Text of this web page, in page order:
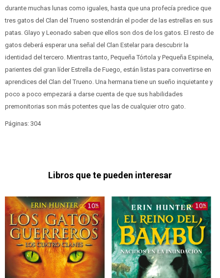
durante muchas lunas como iguales, hasta que una profecía predice que
tres gatos del Clan del Trueno sostendrán el poder de las estrellas en sus
patas. Glayo y Leonado saben que ellos son dos de los gatos. El resto de
gatos deberá esperar una señal del Clan Estelar para descubrir la
identidad del tercero. Mientras tanto, Pequeña Tórtola y Pequeña Espinela,
parientes del gran líder Estrella de Fuego, están listas para convertirse en
aprendices del Clan del Trueno. Una hermana tiene un sueño inquietante y
poco a poco empezará a darse cuenta de que sus habilidades
premonitorias son más potentes que las de cualquier otro gato.
Páginas: 304
Libros que te pueden interesar